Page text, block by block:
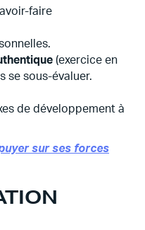
faire
(exercice en
se sous-évaluer.
de développement à
sur ses forces